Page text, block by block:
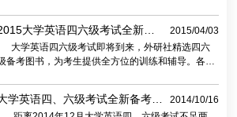
础上，引入先进外语教学理念，融合国际优质教育
资源，打造网络教学管理平台，力求为大学英语课程
展提供优质资源和有力保障。
大学英语四六级考试全新备
考图书推荐
2015/04/03
大学英语四六级考试即将到来，外研社精选四六
备考图书，为考生提供全方位的训练和辅导。各系
学英语四、六级考试全新备考图
书推荐
2014/10/16